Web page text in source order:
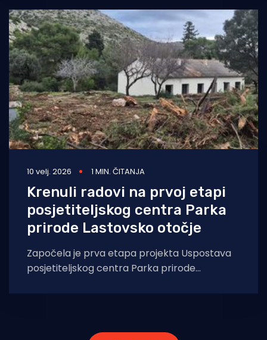
10 velj. 2026 1 MIN. ČITANJA
Krenuli radovi na prvoj etapi
posjetiteljskog centra Parka
prirode Lastovsko otočje
Započela je prva etapa projekta Uspostava
posjetiteljskog centra Parka prirode
eura